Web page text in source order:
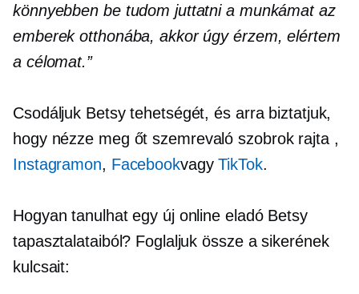
könnyebben be tudom juttatni a munkámat az
emberek otthonába, akkor úgy érzem, elértem
a célomat.”
Csodáljuk Betsy tehetségét, és arra biztatjuk,
hogy nézze meg őtszemrevaló szobrok rajta ,
Instagramon, FacebookvagyTikTok.
Hogyan tanulhat egy új online eladó Betsy
tapasztalataiból? Foglaljuk össze a sikerének
kulcsait: